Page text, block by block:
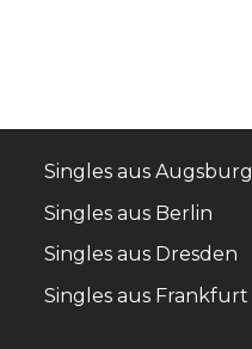
Singles aus Augsburg
Singles aus Berlin
Singles aus Dresden
Singles aus Frankfurt